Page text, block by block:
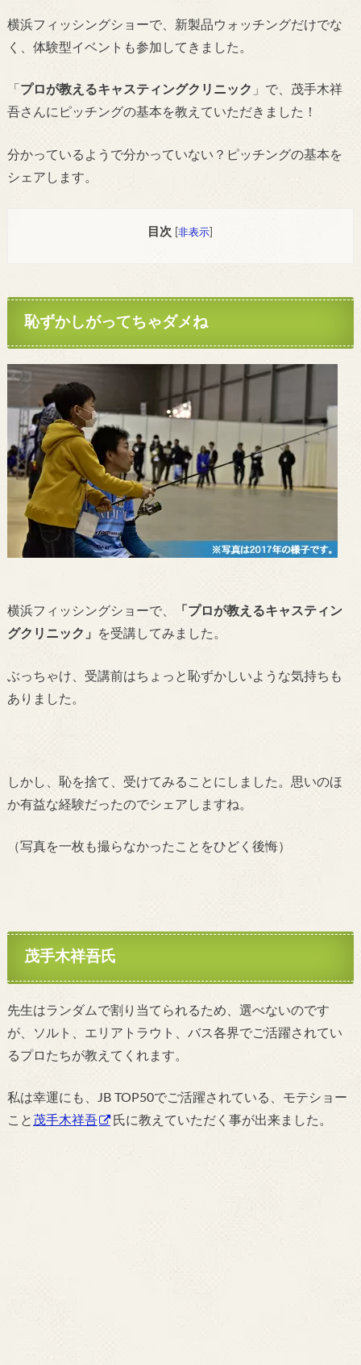
横浜フィッシングショーで、新製品ウォッチングだけでな
く、体験型イベントも参加してきました。
「 プロが教えるキャスティングクリニック 」で、茂手木祥
吾さんにピッチングの基本を教えていただきました！
分かっているようで分かっていない？ピッチングの基本を
シェアします。
目次 [非表示
恥ずかしがってちゃダメね
横浜フィッシングショーで、
「プロが教えるキャスティン
グクリニック」
を受講してみました。
ぶっちゃけ、受講前はちょっと恥ずかしいような気持ちも
ありました。
しかし、恥を捨て、受けてみることにしました。思いのほ
か有益な経験だったのでシェアしますね。
（写真を一枚も撮らなかったことをひどく後悔）
茂手木祥吾氏
先生はランダムで割り当てられるため、選べないのです
が、ソルト、エリアトラウト、バス各界でご活躍されてい
るプロたちが教えてくれます。
私は幸運にも、JB TOP50でご活躍されている、モテショー
こと 茂手木祥吾 氏に教えていただく事が出来ました。